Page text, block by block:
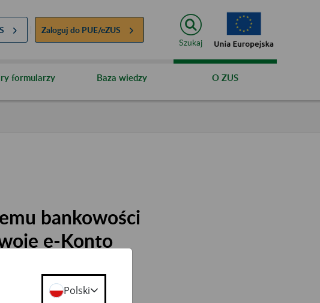
Zaloguj do PUE/eZUS
Szukaj
formularzy Baza wiedzy O ZUS
bankowości
e-Konto
Polski